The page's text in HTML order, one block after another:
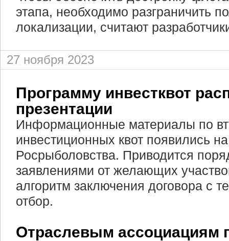
этапа, необходимо разграничить
локализации, считают
27 ноября 2023
Программу инвестквот
презентации
Информационные материалы по
инвестиционных квот появились
Росрыболовства. Приводится
заявлениями от желающих
алгоритм заключения договора с
отбор.
Отраслевым ассоциациям